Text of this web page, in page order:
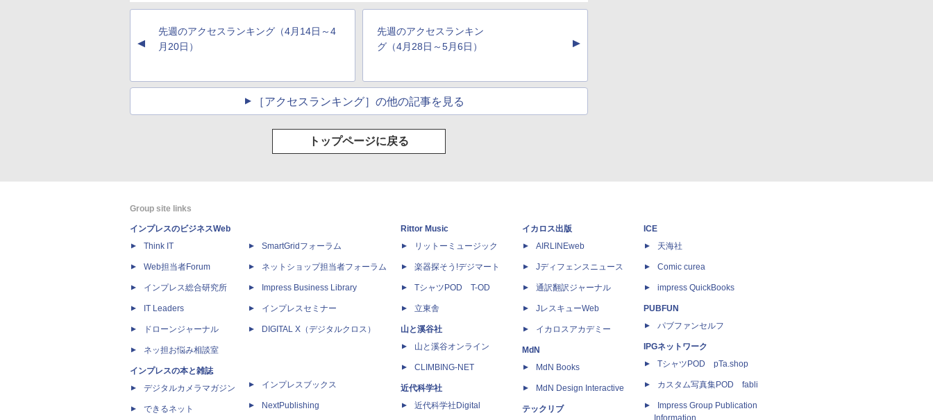
▲
先週のアクセスランキング（4月14日～4
月20日）
先週のアクセスランキン
グ（4月28日～5月6日）
▲
［アクセスランキング］の他の記事を見る
トップページに戻る
Group site links
インプレスのビジネスWeb
Think IT
Web担当者Forum
インプレス総合研究所
IT Leaders
ドローンジャーナル
ネッ担お悩み相談室
インプレスの本と雑誌
デジタルカメラマガジン
できるネット
SmartGridフォーラム
ネットショップ担当者フォーラム
Impress Business Library
インプレスセミナー
DIGITAL X（デジタルクロス）
インプレスブックス
NextPublishing
Rittor Music
リットーミュージック
楽器探そう!デジマート
TシャツPOD T-OD
立東舎
山と溪谷社
山と溪谷オンライン
CLIMBING-NET
近代科学社
近代科学社Digital
イカロス出版
AIRLINEweb
Jディフェンスニュース
通訳翻訳ジャーナル
JレスキューWeb
イカロスアカデミー
MdN
MdN Books
MdN Design Interactive
テックリブ
ICE
天海社
Comic curea
impress QuickBooks
PUBFUN
パブファンセルフ
IPGネットワーク
TシャツPOD pTa.shop
カスタム写真集POD fabli
Impress Group Publication